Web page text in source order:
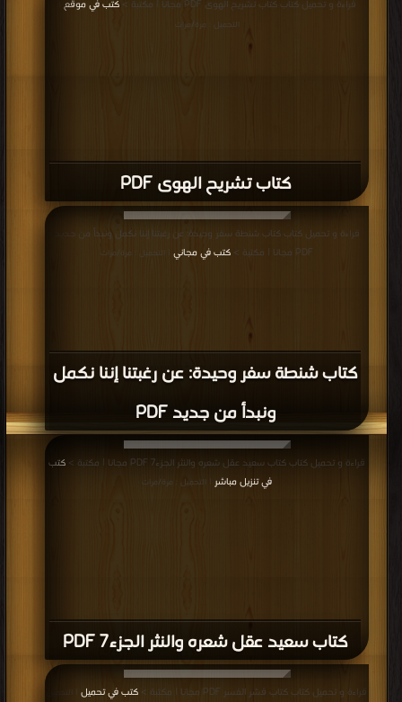
كتاب تشريح الهوى PDF
قراءة و تحميل كتاب كتاب تشريح الهوى PDF مجانا | مكتبة > كتب في موقع
التحميل : مرة/مرات
كتاب شنطة سفر وحيدة: عن رغبتنا إننا نكمل
ونبدأ من جديد PDF
قراءة و تحميل كتاب كتاب شنطة سفر وحيدة: عن رغبتنا إننا نكمل ونبدأ من جديد
PDF مجانا | مكتبة >
كتب في مجاني | التحميل : مرة/مرات
كتاب سعيد عقل شعره والنثر الجزء7 PDF
قراءة و تحميل كتاب كتاب سعيد عقل شعره والنثر الجزء7 PDF مجانا | مكتبة >
كتب
في تنزيل مباشر | التحميل : مرة/مرات
قراءة و تحميل كتاب كتاب قشر الفسر PDF مجانا | مكتبة > كتب في تحميل